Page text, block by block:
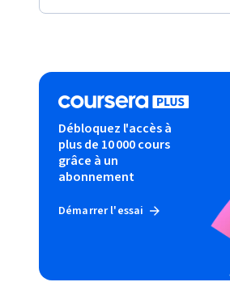
Débloquez l'accès à
plus de 10 000 cours
grâce à un
abonnement
Démarrer l'essai